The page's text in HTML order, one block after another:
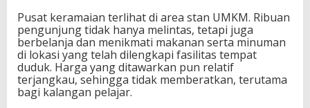
Pusat keramaian terlihat di area stan UMKM. Ribuan
pengunjung tidak hanya melintas, tetapi juga
berbelanja dan menikmati makanan serta minuman
di lokasi yang telah dilengkapi fasilitas tempat
duduk. Harga yang ditawarkan pun relatif
terjangkau, sehingga tidak memberatkan, terutama
bagi kalangan pelajar.